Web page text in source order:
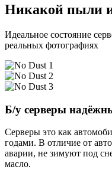
Никакой пыли
Идеальное состояние
реальных фотографиях
Б/у серверы
Серверы это как
годами. В отличие от
аварии, не зимуют под
масло.